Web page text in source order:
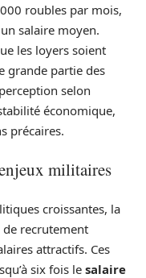
roubles par mois,
salaire moyen.
les loyers soient
grande partie des
selon
économique,
précaires.
militaires
croissantes, la
de recrutement
attractifs. Ces
six fois le salaire